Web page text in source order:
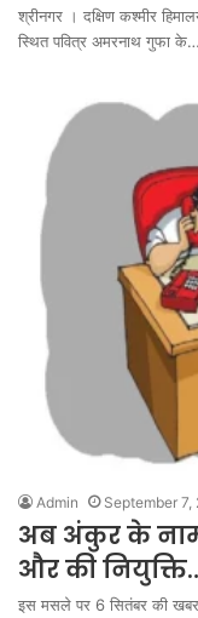
श्रीनगर । दक्षिण कश्मीर
स्थित पवित्र अमरनाथ गुफा के…
Admin September 7,
अब अंकुर के
और की
इस मसले पर 6 सितंबर की